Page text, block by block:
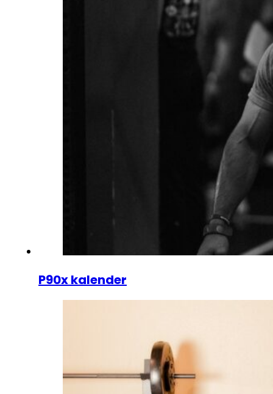
P90x kalender